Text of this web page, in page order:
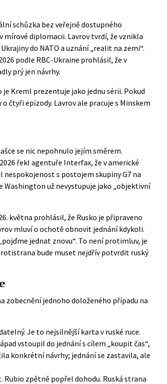
schůzka bez veřejně dostupného
diplomacii. Lavrov tvrdí, že vznikla
do NATO a uznání „realit na zemi“.
podle RBC-Ukraine prohlásil, že v
prý jen návrhy.
Kreml prezentuje jako jednu sérii. Pokud
čtyři epizody. Lavrov ale pracuje s Minskem
se nic nepohnulo jejím směrem.
řekl agentuře Interfax, že v americké
nespokojenost s postojem skupiny G7 na
Washington už nevystupuje jako „objektivní
května prohlásil, že Rusko je připraveno
mluví o ochotě obnovit jednání kdykoli.
jednat znovu“. To není protimluv, je
bude muset nejdřív potvrdit ruský
zobecnění jednoho doloženého případu na
Je to nejsilnější karta v ruské ruce.
vstoupil do jednání s cílem „koupit čas“,
konkrétní návrhy; jednání se zastavila, ale
Rubio zpětně popřel dohodu. Ruská strana